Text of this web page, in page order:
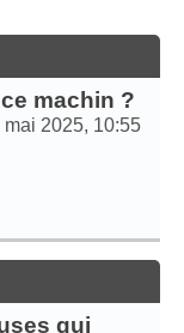
machin ?
mai 2025, 10:55
qui